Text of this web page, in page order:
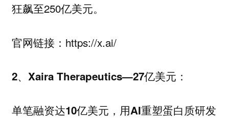
狂飙至250亿美元。
官网链接：https://x.ai/
2、Xaira Therapeutics—27亿美元：
单笔融资达10亿美元，用AI重塑蛋白质研发